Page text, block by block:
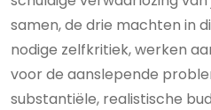
samen, de drie machten in
nodige zelfkritiek, werken
voor de aanslepende
substantiële, realistische